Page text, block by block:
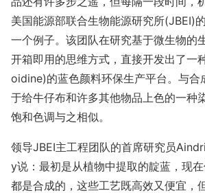
美国能源部联合生物能源研究所(JBEI)
一个例子。该团队在研究基于微生物的
开箱即用的思维方式，直接开发出了一
oidine)的蓝色颜料环保生产平台。与合
于给牛仔布和许多其他物品上色的一种
饱和色调与之相似。
领导JBEI主工程团队的首席研究员
y说：最初是从植物中提取的靛蓝，现
都是合成的，这些工艺既高效又便宜，